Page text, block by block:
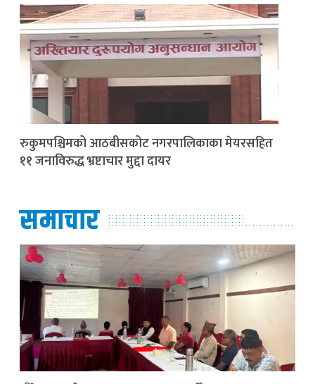
रुकुमपश्चिमको आठबीसकोट नगरपालिकाका मेयरसहित
११ जनाविरुद्ध भ्रष्टाचार मुद्दा दायर
समाचार